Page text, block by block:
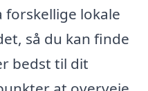
lokale
så du kan finde
bedst til dit